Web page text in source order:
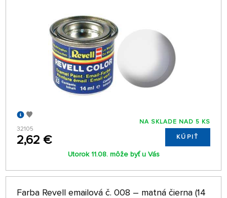
32105
2,62 €
NA SKLADE NAD 5 KS
KÚPIŤ
Utorok 11.08. môže byť u Vás
Farba Revell emailová č. 008 – matná čierna (14